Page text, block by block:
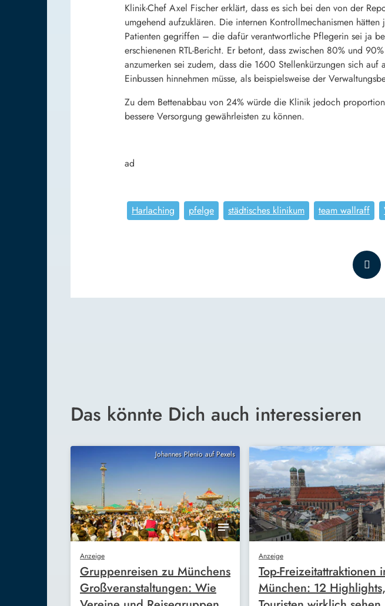
Klinik-Chef Axel Fischer erklärt, dass es sich bei den von der
umgehend aufzuklären. Die internen Kontrollmechanismen
Patienten gegriffen – die dafür verantwortliche Pflegerin sei ja
erschienenen RTL-Bericht. Er betont, dass zwischen 80% und
anzumerken sei zudem, dass die 1600 Stellenkürzungen sich
Einbussen hinnehmen müsse, als beispielsweise der
Zu dem Bettenabbau von 24% würde die Klinik jedoch
bessere Versorgung gewährleisten zu können.
ad
Harlaching pfelge städtisches klinikum team wallraff
Das könnte Dich auch interessieren
Johannes Plenio auf Pexels
Anzeige
Gruppenreisen zu Münchens
Großveranstaltungen: Wie
Anzeige
Top-Freizeitattraktionen
München: 12